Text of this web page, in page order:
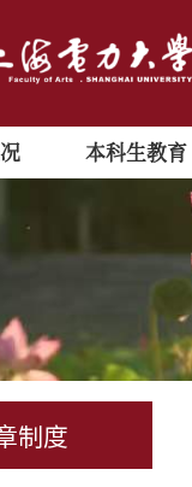
本科生教育
制度